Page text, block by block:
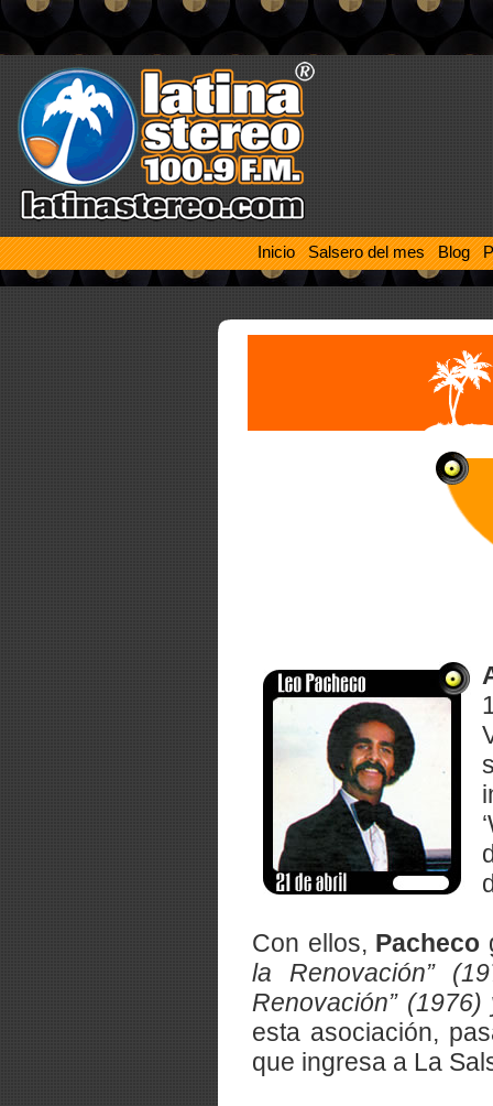
Inicio Salsero del mes Blog
Con ellos, Pacheco
la Renovación”
Renovación”
esta asociación,
que ingresa a La